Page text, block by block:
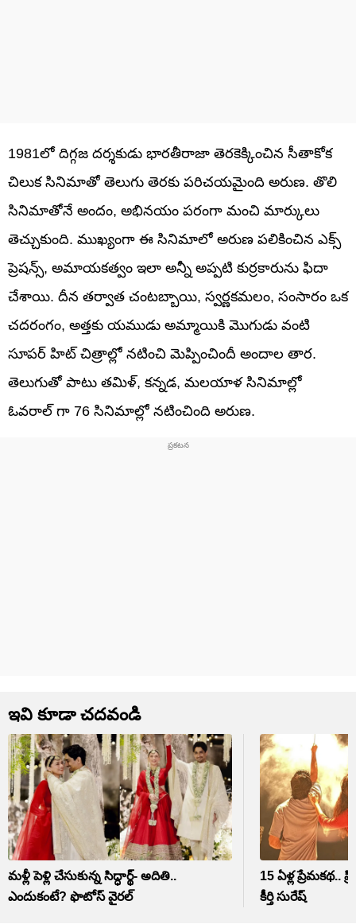
1981లో దిగ్గజ దర్శకుడు భారతీరాజా తెరకెక్కించిన సీతాకోక
చిలుక సినిమాతో తెలుగు తెరకు పరిచయమైంది అరుణ. తొలి
సినిమాతోనే అందం, అభినయం పరంగా మంచి మార్కులు
తెచ్చుకుంది. ముఖ్యంగా ఈ సినిమాలో అరుణ పలికించిన ఎక్స్
ప్రెషన్స్, అమాయకత్వం ఇలా అన్నీ అప్పటి కుర్రకారును ఫిదా
చేశాయి. దీన తర్వాత చంటబ్బాయి, స్వర్ణకమలం, సంసారం ఒక
చదరంగం, అత్తకు యముడు అమ్మాయికి మొగుడు వంటి
సూపర్ హిట్ చిత్రాల్లో నటించి మెప్పించిందీ అందాల తార.
తెలుగుతో పాటు తమిళ్, కన్నడ, మలయాళ సినిమాల్లో
ఓవరాల్ గా 76 సినిమాల్లో నటించింది అరుణ.
ఇవి కూడా చదవండి
మళ్లీ పెళ్లి చేసుకున్న సిద్ధార్థ్- అదితి..
ఎందుకంటే? ఫొటోస్ వైరల్
15 ఏళ్ల
కీర్తి సురేష్